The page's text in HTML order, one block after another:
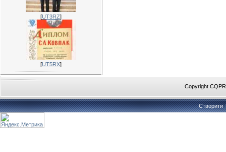
[UT3RZ]
[UT5RX]
Copyright
Створити